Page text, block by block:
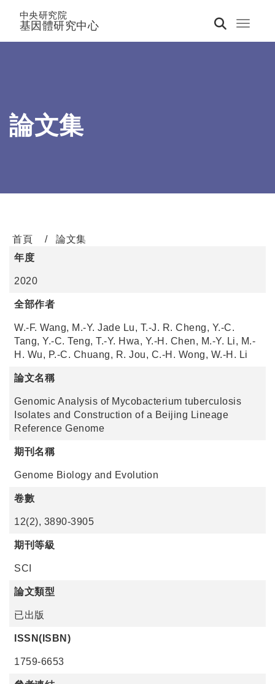
Toggle
中央研究院
基因體研究中心
論文集
首頁
論文集
年度
2020
全部作者
W.-F. Wang, M.-Y. Jade Lu, T.-J. R. Cheng, Y.-C.
Tang, Y.-C. Teng, T.-Y. Hwa, Y.-H. Chen, M.-Y. Li, M.-
H. Wu, P.-C. Chuang, R. Jou, C.-H. Wong, W.-H. Li
論文名稱
Genomic Analysis of Mycobacterium tuberculosis
Isolates and Construction of a Beijing Lineage
Reference Genome
期刊名稱
Genome Biology and Evolution
卷數
12(2), 3890-3905
期刊等級
SCI
論文類型
已出版
ISSN(ISBN)
1759-6653